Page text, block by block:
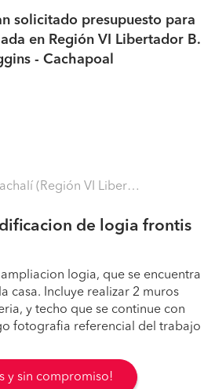
solicitado presupuesto para
en Región VI Libertador B.
- Cachapoal
(Región VI Libertador B. O'Higgins - Cachapoal)
de logia frontis
logia, que se encuentra
casa. Incluye realizar 2 muros
y techo que se continue con
fotografia referencial del trabajo
y sin compromiso!